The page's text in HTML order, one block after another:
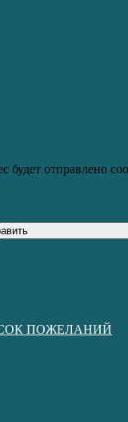
отправлено
ПОЖЕЛАНИЙ